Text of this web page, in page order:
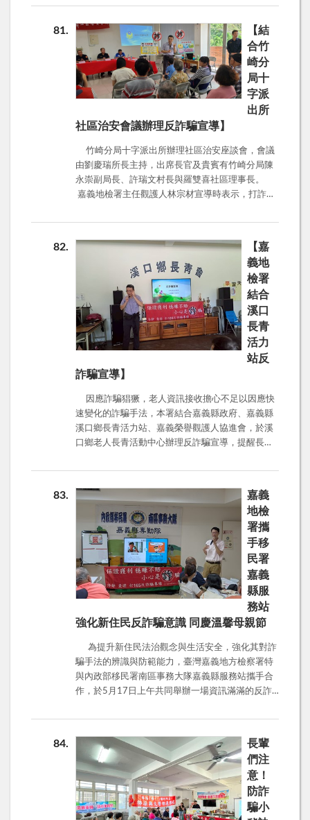
訓練課程。 嘉義地檢署檢察長蔡宗熙分享與毒癮
被告於司法審判的過程中，如何透過自身對於毒品
戒癮的知識幫助戒癮，希望被告不要再因毒品陷入
不斷入監的深淵中，也讓榮譽觀護人作為學習的楷
模，讓本次的研習有了相當有意義的開場。 性犯
罪因為是涉及到道德層面的犯罪，一直存在大量的
犯罪黑數，針對不知道如何反抗的未成年兒童，更
有可能造成一輩子的陰影。本日透過呂珮瑛社工師
「隱身在日常生活間的性加害樣貌─以兒少性剝削
名藝人涉入的「創意私房案」，帶出兒少性剝削防
治條例修法，期望透過增訂特定行為、加重罪責及
機制，以及減少被害人重複陳述等方式，嚇阻潛在
加害人的行為，更保護被害人的二次傷害。 中午
生」，先行了解講師背景，下午再透過現身說法，
了解到踏入毒癮世界難以脫身的痛苦、家人如何面
對自己的煎熬、以及最後如何走出毒癮，甚至化身
成為攜手戒毒夥伴之過程。促使榮譽觀護人了解到
藥癮個案的次文化及內在深層需求，來降低輔導關
係建立的阻抗與溝通的隔閡，提升處遇的效能，以
增進社會復歸，達到減少再犯的目標。現場也放有
多種毒品的模型供榮譽觀護人參考，更深入瞭解毒
品的態樣。
81
【結
合竹
崎分
局十
字派
出所
社區治安會議辦理反詐騙宣導】
竹崎分局十字派出所辦理社區治安座談會，會議
由劉慶瑞所長主持，出席長官及貴賓有竹崎分局陳
永崇副局長、許瑞文村長與羅雙喜社區理事長。
嘉義地檢署主任觀護人林宗材宣導時表示，打詐儀
損高達76億5千2百多萬。其中，假投資詐騙、網路
購物詐騙、假買家騙賣家詐騙、假交友(投資及徵婚)
詐騙是詐騙手法的前五名。 派出所所長表示，社
區居民投資詐騙較少，比較多遇到借錢及假檢警詐
騙。林主任提醒社區居民，不管Line或臉書，不認
識的都不要加，Line取消自動加好友、設帳號密
碼，如果真的遇到用Line借錢，要合理懷疑親友的
Line是否被盜用，務必要再查證過。但是，如果是
自己Line被盜，趕快回官方帳號填寫意見表，並通
知好友，避免朋友誤信借錢，也遭遇詐騙。 另
外，為了確保自己不成為詐騙共犯，卡片、密碼及
怕就會成為人頭帳戶，後續的程序及處理就會變得
很麻煩。 此外，假檢警常常會以涉及案件，帳戶
必須監管，要民眾將金錢提領接受監管。而且特別
提醒偵查不公開，其實目的是要民眾不要找人討
疑來電時，務必冷靜、查證，並找家人、里長或派
出所商量，避免落入陷阱遭詐騙。 隨著報稅季到
來，釣魚簡訊也要小心，近期常有小孩繪畫投票、
毛小孩票選、停車費未繳、違規罰單未繳等等，小
心這些都有詐，務必循官方網站查詢，切莫中計。
82
【嘉
義地
檢署
結合
溪口
長青
活力
站反
詐騙宣導】
因應詐騙猖獗，老人資訊接收擔心不足以因應快
速變化的詐騙手法，本署結合嘉義縣政府、嘉義縣
溪口鄉長青活力站、嘉義榮譽觀護人協進會，於溪
口鄉老人長青活動中心辦理反詐騙宣導，提醒長
心。 投資詐騙常用的話術： 1、假名人拉進LINE
投資群組，並在群組中，創設不同角色輪番上陣，
假造投資公司運作假象。 2、假分析師誘導操作假
投資網站。並提供虛假獲利財報，誘使加碼進場。
3、假分析師謊稱影響市場布局，指導隱藏提款目
的，亦懂得感情勒索，謊稱代墊投資款，要求還
款。 4、延遲或無法出金後，失聯。 防詐小撇
步： 1、在LINE設定中，取消「允許利用ID加入好
友」。 2、名人或陌生人主動加LINE或拉人入群，
一定是詐騙。 3、聽見高獲利、穩賺不賠，就是騙
術！ 4、投資，卻要求「面交」，一律報警處理。
83
嘉義
地檢
署攜
手移
民署
嘉義
縣服
務站
強化新住民反詐騙意識 同慶溫馨母親節
為提升新住民法治觀念與生活安全，強化其對詐
騙手法的辨識與防範能力，臺灣嘉義地方檢察署特
與內政部移民署南區事務大隊嘉義縣服務站攜手合
作，於5月17日上午共同舉辦一場資訊滿滿的反詐
聚焦於常見的詐騙類型，特別針對投資詐欺、網路
購物陷阱、假冒親友借錢、假檢警詐騙、求職詐騙
等惡質手法，以淺顯易懂的方式，搭配實際案例，
深入剖析詐騙集團的慣用話術，並提供有效的防範
對策，協助新住民朋友建立自我保護意識，避免成
為詐騙受害者。 嘉義地檢署觀護人表示新住民朋
友離鄉背井來到台灣，往往需要花費更多時間適應
84
長輩
們注
意！
防詐
騙小